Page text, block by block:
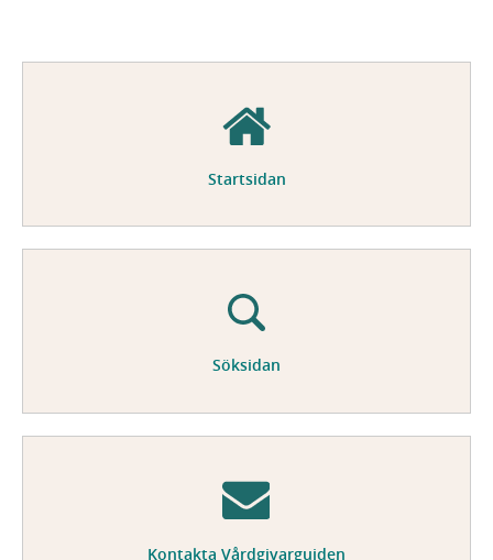
Startsidan
Söksidan
Kontakta Vårdgivarguiden